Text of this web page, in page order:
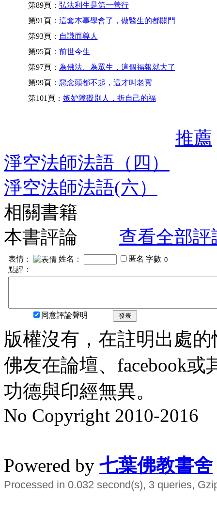
第89頁： 弘法利生是第一善行
第91頁： 這套本事學會了，做醫生的都關門
第93頁： 自謙而尊人
第95頁： 前世今生
第97頁： 為佛法、為眾生，這個福報就大了
第99頁： 惡念頭都不起，這才叫老實
第101頁： 嫉妒障礙別人，折自己的福
推薦
淨空法師法語（四）
淨空法師法語(六）
相關書籍
本書評論
查看全部評
表情： 姓名： 匿名 字數
點評：
同意評論聲明 發表
版權沒有，在註明出處
佛友在論壇、facebook
功德與印經無異。
No Copyright 2010-2016
Powered by 七葉佛教書舍
Processed in 0.032 second(s), 3 queries,